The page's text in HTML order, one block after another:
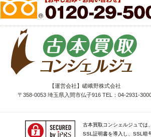
【運営会社】嵯峨野株式会社
〒358-0053 埼玉県入間市仏子916 TEL：04-2931-
古本買取コンシェルジュでは
SSL証明書を導入し、SSL暗